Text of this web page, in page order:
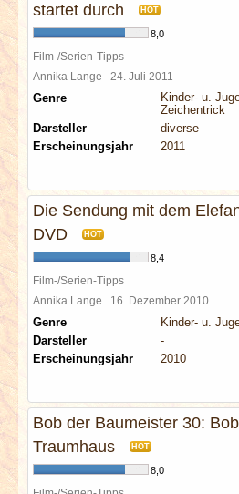
startet durch
HOT
8,0
Film-/Serien-Tipps
Annika Lange 24. Juli 2011
Genre
Kinder- u.
Zeichentrick
Darsteller
diverse
Erscheinungsjahr
2011
Die Sendung mit dem
DVD
HOT
8,4
Film-/Serien-Tipps
Annika Lange 16. Dezember 2010
Genre
Kinder- u.
Darsteller
-
Erscheinungsjahr
2010
Bob der Baumeister 30:
Traumhaus
HOT
8,0